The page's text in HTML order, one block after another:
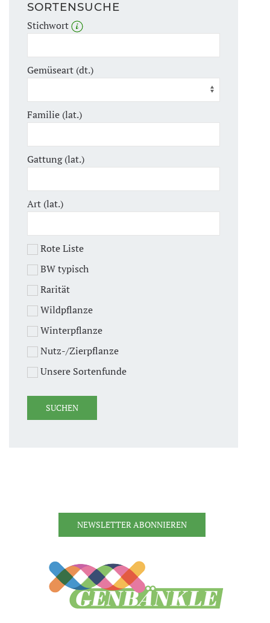
SORTENSUCHE
Stichwort
Gemüseart (dt.)
Familie (lat.)
Gattung (lat.)
Art (lat.)
Rote Liste
BW typisch
Rarität
Wildpflanze
Winterpflanze
Nutz-/Zierpflanze
Unsere Sortenfunde
NEWSLETTER ABONNIEREN